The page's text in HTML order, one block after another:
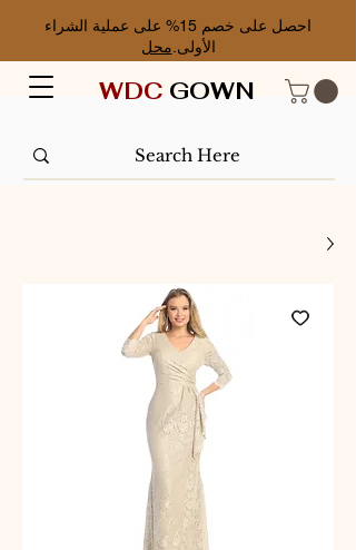
احصل على خصم 15% على عملية الشراء
الأولى. محل
WDC GOWN